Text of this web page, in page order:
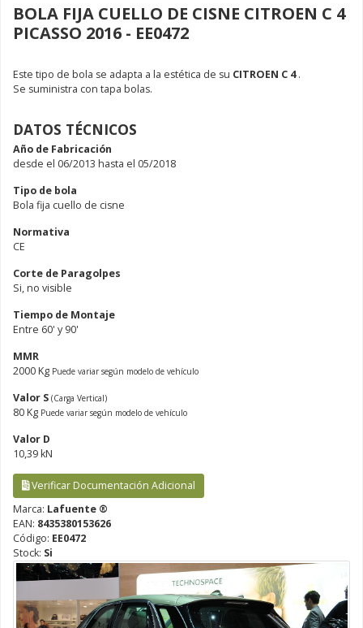
BOLA FIJA CUELLO DE CISNE CITROEN C 4
PICASSO 2016 - EE0472
Este tipo de bola se adapta a la estética de su CITROEN C 4.
Se suministra con tapa bolas.
DATOS TÉCNICOS
Año de Fabricación
desde el 06/2013 hasta el 05/2018
Tipo de bola
Bola fija cuello de cisne
Normativa
CE
Corte de Paragolpes
Si, no visible
Tiempo de Montaje
Entre 60' y 90'
MMR
2000 Kg Puede variar según modelo de vehículo
Valor S (Carga Vertical)
80 Kg Puede variar según modelo de vehículo
Valor D
10,39 kN
Verificar Documentación Adicional
Marca: Lafuente ®
EAN: 8435380153626
Código: EE0472
Stock: Si